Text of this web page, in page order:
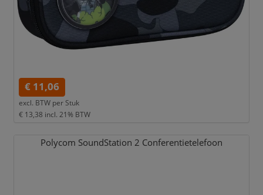
€ 11,06
excl. BTW per Stuk
€ 13,38 incl. 21% BTW
Polycom SoundStation 2 Conferentietelefoon